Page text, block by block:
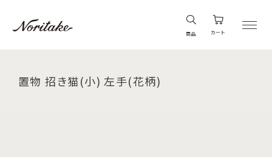
商品 カート
置物 招き猫(小) 左手(花柄)